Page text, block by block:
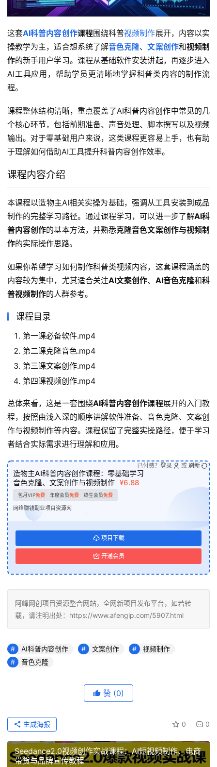
这套AI科普内容创作课程围绕科普视频制作展开，内容以实
操教学为主，适合想系统了解音色克隆、文案创作和视频制
作的新手用户学习。课程从基础软件安装讲起，再逐步进入
AI工具应用，帮助学员更清晰地掌握科普类内容的制作流
程。
课程整体结构清晰，重点覆盖了AI科普内容创作中常见的几
个核心环节，包括前期准备、声音处理、脚本撰写以及视频
输出。对于零基础用户来说，这类课程更容易上手，也有助
于理解如何借助AI工具提升科普内容创作效率。
课程内容介绍
本课程以造物主AI相关实操为基础，强调从工具安装到成品
制作的完整学习路径。通过课程学习，可以进一步了解AI科
普内容创作的基本方法，并熟悉克隆音色文案创作与视频制
作的实际操作思路。
如果你希望学习如何制作科普类视频内容，这套课程涵盖的
内容较为集中，尤其适合关注AI文案创作、 AI音色克隆和科
普视频制作的人群参考。
课程目录
第一课必备软件.mp4
第二课克隆音色.mp4
第三课文案创作.mp4
第四课视频创作.mp4
总体来看，这是一套围绕AI科普内容创作课程展开的入门教
程，按照由浅入深的顺序讲解软件准备、音色克隆、文案创
作与视频制作等内容。课程保留了完整实操路径，便于学习
者结合实际需求进行理解和应用。
造物主AI科普内容创作课程：零基础学习
音色克隆、文案创作与视频制作 ¥6.88
包月VIP免费 年度会员免费 终生会员免费
网络赚钱副业项目资源网
项目下载
开通会员
已付费？ 登录 或 刷新
阿峰网创项目资源整合网站，全网新项目发布平台，如若转
载，请注明出处：https://www.afengip.com/5907.html
AI科普内容创作 文案创作
视频制作
音色克隆
赞 (0)
0 0
生成海报
Seedance2.0视频创作实战课程：AI短视频制作、电商
带货与品牌宣传教程